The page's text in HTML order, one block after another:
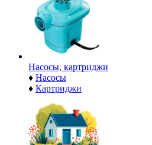
Насосы, картриджи
♦ Насосы
♦ Картриджи